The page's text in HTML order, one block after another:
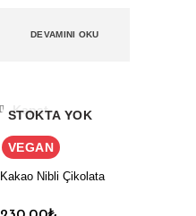
DEVAMINI OKU
STOKTA YOK
VEGAN
Kapat
Kakao Nibli Çikolata